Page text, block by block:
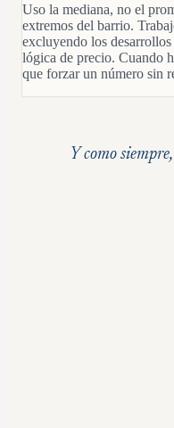
Uso la mediana, no el
extremos del barrio.
excluyendo los
lógica de precio. Cuando
que forzar un número sin
Y como